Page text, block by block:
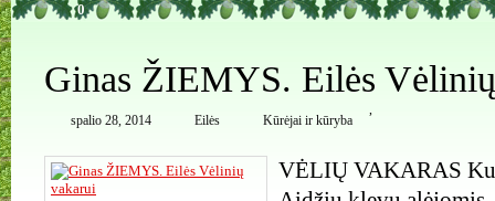
0
Ginas ŽIEMYS. Eilės
spalio 28, 2014 Eilės
,
Kūrėjai ir kūryba
VĖLIŲ VAKARAS